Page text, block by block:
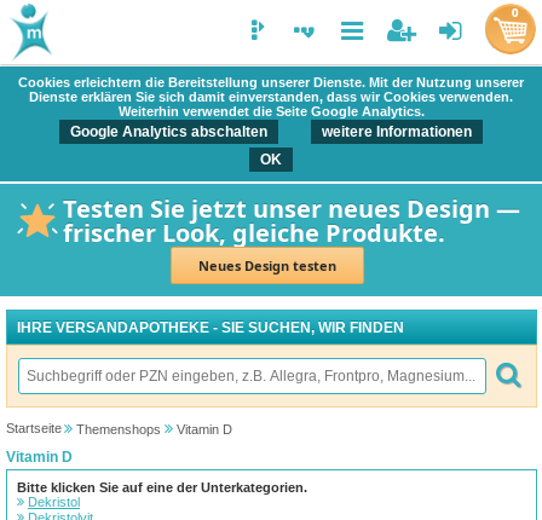
Cookies erleichtern die Bereitstellung unserer Dienste. Mit der Nutzung unserer
Dienste erklären Sie sich damit einverstanden, dass wir Cookies verwenden.
Weiterhin verwendet die Seite Google Analytics.
Google Analytics abschalten
weitere Informationen
OK
Testen Sie jetzt unser neues Design —
frischer Look, gleiche Produkte.
Neues Design testen
0
IHRE VERSANDAPOTHEKE - SIE SUCHEN, WIR FINDEN
Startseite Themenshops Vitamin D
Vitamin D
Bitte klicken Sie auf eine der Unterkategorien.
Dekristol